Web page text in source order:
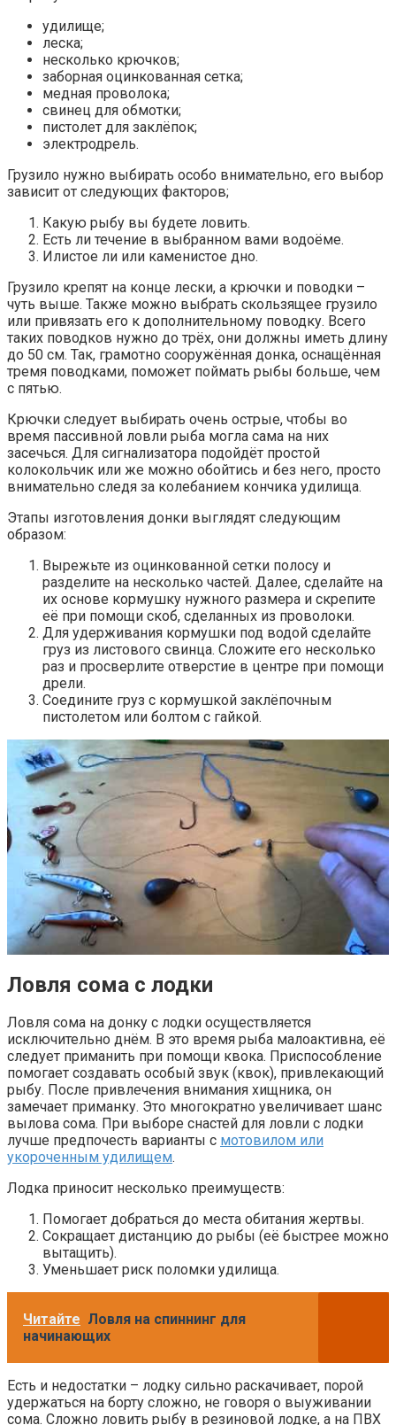
удилище;
леска;
несколько крючков;
заборная оцинкованная сетка;
медная проволока;
свинец для обмотки;
пистолет для заклёпок;
электродрель.
Грузило нужно выбирать особо внимательно, его выбор
зависит от следующих факторов;
Какую рыбу вы будете ловить.
Есть ли течение в выбранном вами водоёме.
Илистое ли или каменистое дно.
Грузило крепят на конце лески, а крючки и поводки –
чуть выше. Также можно выбрать скользящее грузило
или привязать его к дополнительному поводку. Всего
таких поводков нужно до трёх, они должны иметь длину
до 50 см. Так, грамотно сооружённая донка, оснащённая
тремя поводками, поможет поймать рыбы больше, чем
с пятью.
Крючки следует выбирать очень острые, чтобы во
время пассивной ловли рыба могла сама на них
засечься. Для сигнализатора подойдёт простой
колокольчик или же можно обойтись и без него, просто
внимательно следя за колебанием кончика удилища.
Этапы изготовления донки выглядят следующим
образом:
Вырежьте из оцинкованной сетки полосу и
разделите на несколько частей. Далее, сделайте на
их основе кормушку нужного размера и скрепите
её при помощи скоб, сделанных из проволоки.
Для удерживания кормушки под водой сделайте
груз из листового свинца. Сложите его несколько
раз и просверлите отверстие в центре при помощи
дрели.
Соедините груз с кормушкой заклёпочным
пистолетом или болтом с гайкой.
Ловля сома с лодки
Ловля сома на донку с лодки осуществляется
исключительно днём. В это время рыба малоактивна, её
следует приманить при помощи квока. Приспособление
помогает создавать особый звук (квок), привлекающий
рыбу. После привлечения внимания хищника, он
замечает приманку. Это многократно увеличивает шанс
вылова сома. При выборе снастей для ловли с лодки
лучше предпочесть варианты с мотовилом или
укороченным удилищем.
Лодка приносит несколько преимуществ:
Помогает добраться до места обитания жертвы.
Сокращает дистанцию до рыбы (её быстрее можно
вытащить).
Уменьшает риск поломки удилища.
Читайте Ловля на спиннинг для
начинающих
Есть и недостатки – лодку сильно раскачивает, порой
удержаться на борту сложно, не говоря о выуживании
сома. Сложно ловить рыбу в резиновой лодке, а на ПВХ